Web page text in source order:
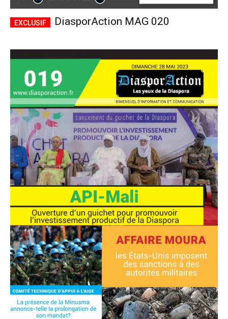
DiasporAction MAG 020